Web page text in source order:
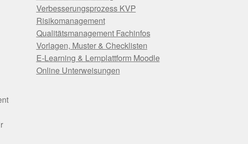
Verbesserungsprozess KVP
Risikomanagement
Qualitätsmanagement Fachinfos
Vorlagen, Muster & Checklisten
E-Learning & Lernplattform Moodle
Online Unterweisungen